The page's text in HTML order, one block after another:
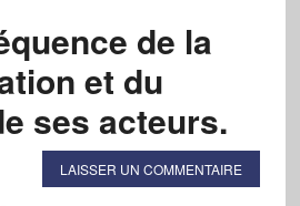
de la
et du
ses acteurs.
LAISSER UN COMMENTAIRE